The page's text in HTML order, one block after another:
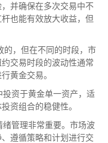
并确保在多次交易中不
也能有效放大收益，但
的，但在不同的时段，市
交易时段的波动性通常
黄金交易。
资于黄金单一资产，适
资组合的稳健性。
管理非常重要。市场波
遵循策略和计划进行交